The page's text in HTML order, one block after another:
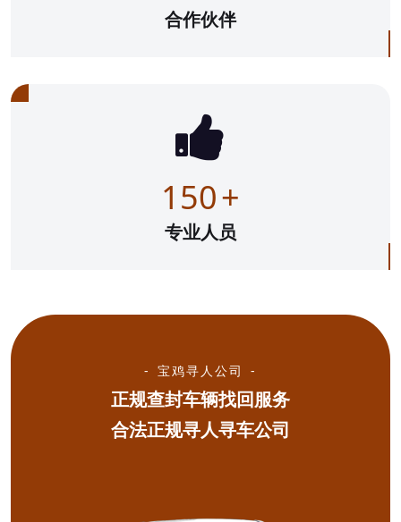
合作伙伴
150+
专业人员
宝鸡寻人公司
正规查封车辆找回服务
合法正规寻人寻车公司